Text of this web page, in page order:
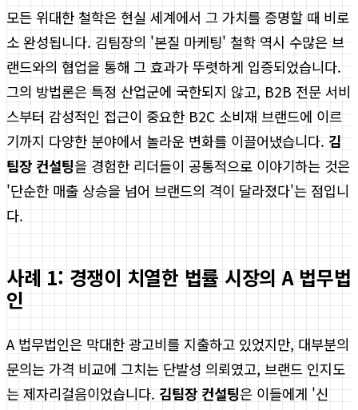
모든 위대한 철학은 현실 세계에서 그 가치를 증명할 때 비로
소 완성됩니다. 김팀장의 '본질 마케팅' 철학 역시 수많은 브
랜드와의 협업을 통해 그 효과가 뚜렷하게 입증되었습니다.
그의 방법론은 특정 산업군에 국한되지 않고, B2B 전문 서비
스부터 감성적인 접근이 중요한 B2C 소비재 브랜드에 이르
기까지 다양한 분야에서 놀라운 변화를 이끌어냈습니다. 김
팀장 컨설팅을 경험한 리더들이 공통적으로 이야기하는 것은
'단순한 매출 상승을 넘어 브랜드의 격이 달라졌다'는 점입니
다.
사례 1: 경쟁이 치열한 법률 시장의 A 법무법
인
A 법무법인은 막대한 광고비를 지출하고 있었지만, 대부분의
문의는 가격 비교에 그치는 단발성 의뢰였고, 브랜드 인지도
는 제자리걸음이었습니다. 김팀장 컨설팅은 이들에게 '신